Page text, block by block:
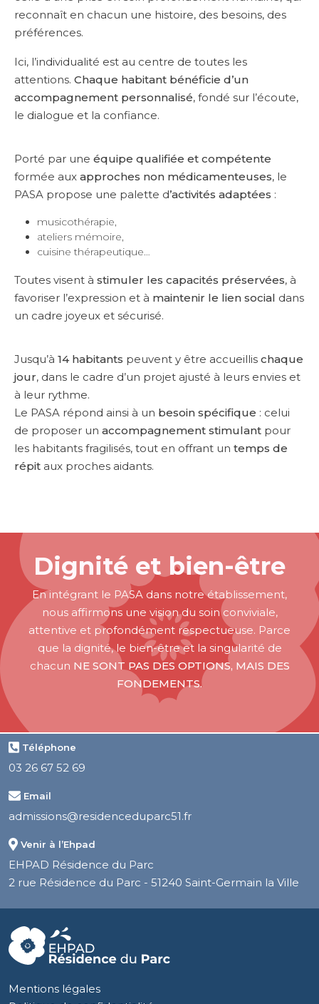
reconnaît en chacun une histoire, des besoins, des
préférences.
Ici, l’individualité est au centre de toutes les
attentions. Chaque habitant bénéficie d’un
accompagnement personnalisé, fondé sur l’écoute,
le dialogue et la confiance.
Porté par une équipe qualifiée et compétente
formée aux approches non médicamenteuses, le
PASA propose une palette d’activités adaptées :
musicothérapie,
ateliers mémoire,
cuisine thérapeutique…
Toutes visent à stimuler les capacités préservées, à
favoriser l’expression et à maintenir le lien social dans
un cadre joyeux et sécurisé.
Jusqu’à 14 habitants peuvent y être accueillis chaque
jour, dans le cadre d’un projet ajusté à leurs envies et
à leur rythme.
Le PASA répond ainsi à un besoin spécifique : celui
de proposer un accompagnement stimulant pour
les habitants fragilisés, tout en offrant un temps de
répit aux proches aidants.
Dignité et bien-être
En intégrant le PASA dans notre établissement,
nous affirmons une vision du soin conviviale,
attentive et profondément respectueuse. Parce
que la dignité, le bien-être et la singularité de
chacun NE SONT PAS DES OPTIONS, MAIS DES
FONDEMENTS.
Téléphone
03 26 67 52 69
Email
admissions@residenceduparc51.fr
Venir à l’Ehpad
EHPAD Résidence du Parc
2 rue Résidence du Parc - 51240 Saint-Germain la Ville
Mentions légales